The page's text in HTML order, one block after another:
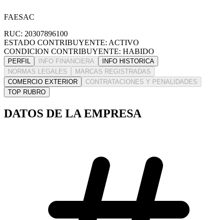
FAESAC
RUC: 20307896100
ESTADO CONTRIBUYENTE: ACTIVO
CONDICION CONTRIBUYENTE: HABIDO
PERFIL INFO FINANCIERA
INFO HISTORICA
NORMAS LEGALES
MARCAS REGISTRADAS
COMERCIO EXTERIOR
CONTRATACIONES Y PENALIDADES
TOP RUBRO
DATOS DE LA EMPRESA